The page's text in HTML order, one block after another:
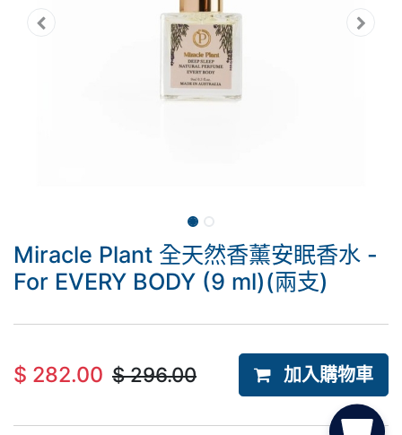
Miracle Plant 全天然香薰安眠香水 -
For EVERY BODY (9 ml)(兩支)
$ 282.00 $296.00 加入購物車